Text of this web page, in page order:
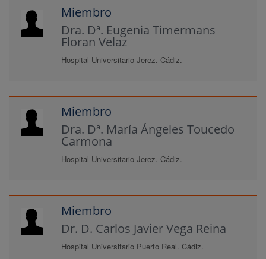
Miembro
Dra. Dª. Eugenia Timermans
Floran Velaz
Hospital Universitario Jerez. Cádiz.
Miembro
Dra. Dª. María Ángeles Toucedo
Carmona
Hospital Universitario Jerez. Cádiz.
Miembro
Dr. D. Carlos Javier Vega Reina
Hospital Universitario Puerto Real. Cádiz.